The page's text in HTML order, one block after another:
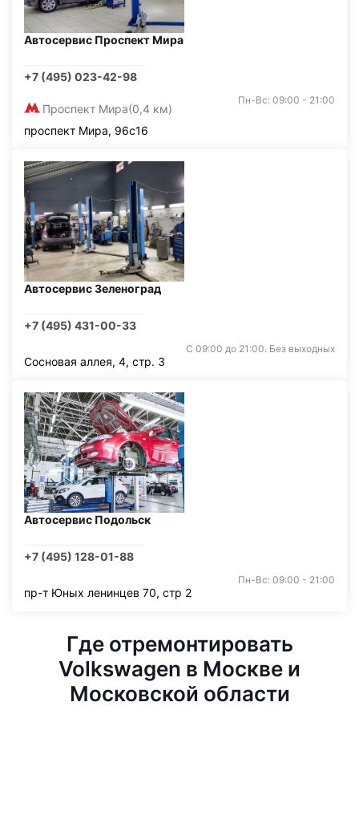
Автосервис Проспект Мира
+7 (495) 023-42-98
Проспект Мира(0,4 км)
Пн-Вс: 09:00 - 21:00
проспект Мира, 96с16
Автосервис Зеленоград
+7 (495) 431-00-33
С 09:00 до 21:00. Без выходных
Сосновая аллея, 4, стр. 3
Автосервис Подольск
+7 (495) 128-01-88
Пн-Вс: 09:00 - 21:00
пр-т Юных ленинцев 70, стр 2
Где отремонтировать
Volkswagen в Москве и
Московской области